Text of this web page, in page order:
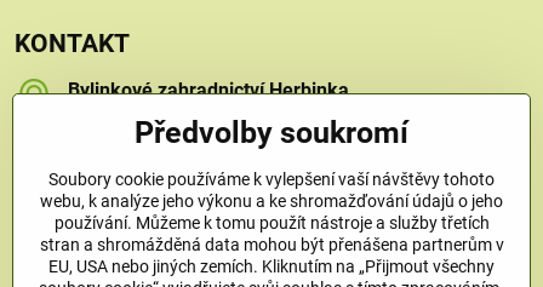
KONTAKT
Bylinkové zahradnictví Herbinka
Petra Závorcová
Na Křečku 346
+420 778 480 450
info​@bylinkove-zahradnictvi​.cz
Předvolby soukromí
Soubory cookie používáme k vylepšení vaší návštěvy tohoto
webu, k analýze jeho výkonu a ke shromažďování údajů o jeho
používání. Můžeme k tomu použít nástroje a služby třetích
stran a shromážděná data mohou být přenášena partnerům v
EU, USA nebo jiných zemích. Kliknutím na „Přijmout všechny